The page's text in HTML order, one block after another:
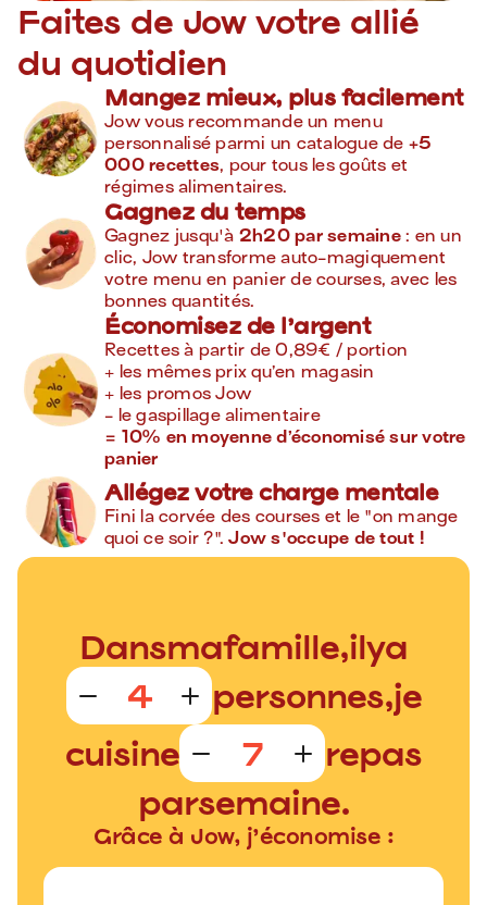
Faites de Jow votre allié
du quotidien
Mangez mieux, plus facilement
Jow vous recommande un menu
personnalisé parmi un catalogue de +5
000 recettes, pour tous les goûts et
régimes alimentaires.
Gagnez du temps
Gagnez jusqu'à 2h20 par semaine : en un
clic, Jow transforme auto-magiquement
votre menu en panier de courses, avec les
bonnes quantités.
Économisez de l’argent
Recettes à partir de 0,89€ / portion
+ les mêmes prix qu’en magasin
+ les promos Jow
- le gaspillage alimentaire
= 10% en moyenne d’économisé sur votre
panier
Allégez votre charge mentale
Fini la corvée des courses et le "on mange
quoi ce soir ?". Jow s'occupe de tout !
Dansmafamille,ilya
personnes,je
cuisine
repas
parsemaine.
Grâce à Jow, j’économise :